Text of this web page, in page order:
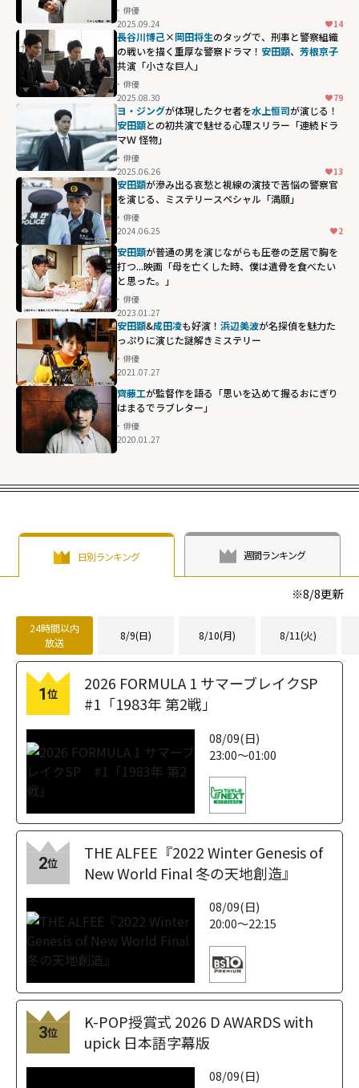
俳優
2025.09.24
14
長谷川博己×岡田将生のタッグで、刑事と警察組織
の戦いを描く重厚な警察ドラマ！ 安田顕、 芳根京子
共演「小さな巨人」
俳優
2025.08.30
79
ヨ・ジングが体現したクセ者を水上恒司が演じる！
安田顕との初共演で魅せる⼼理スリラー「連続ドラ
マＷ 怪物」
俳優
2025.06.26
13
安田顕が滲み出る哀愁と視線の演技で苦悩の警察官
を演じる、ミステリースペシャル「満願」
俳優
2024.06.25
2
安田顕が普通の男を演じながらも圧巻の芝居で胸を
打つ...映画「母を亡くした時、僕は遺骨を食べたい
と思った。」
俳優
2023.01.27
安田顕&成田凌も好演！ 浜辺美波が名探偵を魅力た
っぷりに演じた謎解きミステリー
俳優
2021.07.27
齊藤工が監督作を語る「思いを込めて握るおにぎり
はまるでラブレター」
俳優
2020.01.27
日別ランキング 週間ランキング
※8/8更新
24時間以内
放送
8/9(日) 8/10(月) 8/11(火)
1位
2026 FORMULA 1 サマーブレイクSP
#1「1983年 第2戦」
08/09(日)
23:00～01:00
2位
THE ALFEE『2022 Winter Genesis of
New World Final 冬の天地創造』
08/09(日)
20:00～22:15
3位
K-POP授賞式 2026 D AWARDS with
upick 日本語字幕版
08/09(日)